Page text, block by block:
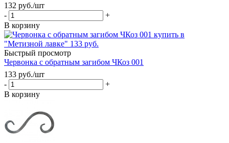
132 руб./шт
-
+
В корзину
Быстрый просмотр
Червонка с обратным загибом ЧКоз 001
133 руб./шт
-
+
В корзину